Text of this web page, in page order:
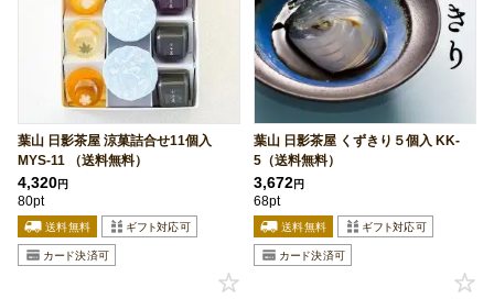
葉山 日影茶屋 涼菓詰合せ11個入
MYS-11 （送料無料）
4,320円
80pt
葉山 日影茶屋 くずきり５個入 KK-
5（送料無料）
3,672円
68pt